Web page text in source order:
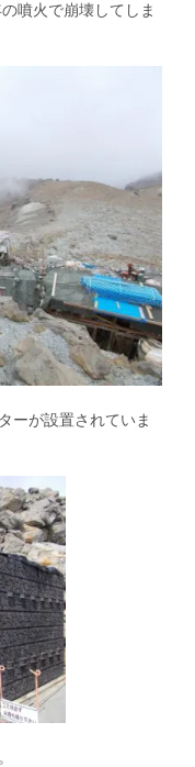
噴火で崩壊してしま
ーが設置されていま